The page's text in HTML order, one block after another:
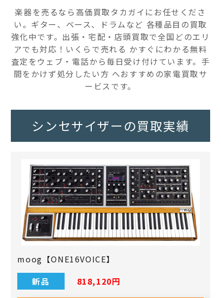
楽器を売るなら高価買取タカガイにお任せくださ
い。ギター、ベース、ドラムなど 各種品目の買取
強化中です。出張・宅配・店頭買取で全国どのエリ
アでも対応！いくらで売れる かすぐにわかる無料
査定をウェブ・電話から毎日受け付けています。手
間をかけず処分したい方 へおすすめの家電買取サ
ービスです。
シンセサイザーの買取実績
moog【ONE16VOICE】
新品
818,120円